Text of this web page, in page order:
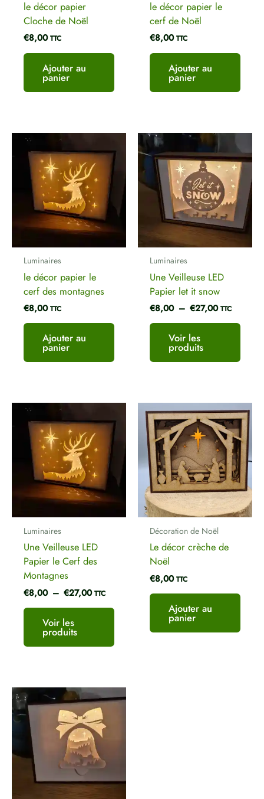
le décor papier
Cloche de Noël
€8,00 TTC
Ajouter au
panier
le décor papier le
cerf de Noël
€8,00 TTC
Ajouter au
panier
Luminaires
le décor papier le
cerf des montagnes
€8,00 TTC
Ajouter au
panier
Luminaires
Une Veilleuse LED
Papier let it snow
€8,00 – €27,00
Plage
de
prix :
€8,00
à
€27,00
TTC
Voir les
produits
Luminaires
Une Veilleuse LED
Papier le Cerf des
Montagnes
€8,00 – €27,00
de
prix :
€8,00
à
€27,00
TTC
Voir les
produits
Décoration de Noël
Le décor crèche de
Noël
€8,00 TTC
Ajouter au
panier
Plage
de
prix :
€8,00
à
€27,00